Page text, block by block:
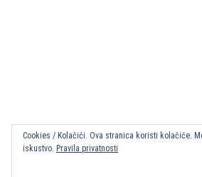
Cookies / Kolačići. Ova stranica koristi kolačiće.
iskustvo. Pravila privatnosti